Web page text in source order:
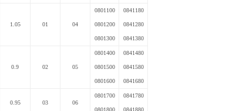
1.05 01 04
0801100
0801200
0801300
0841180
0841280
0841380
0.9 02 05
0801400
0801500
0801600
0841480
0841580
0841680
0.95 03 06
0801700
0801800
0841780
0841880